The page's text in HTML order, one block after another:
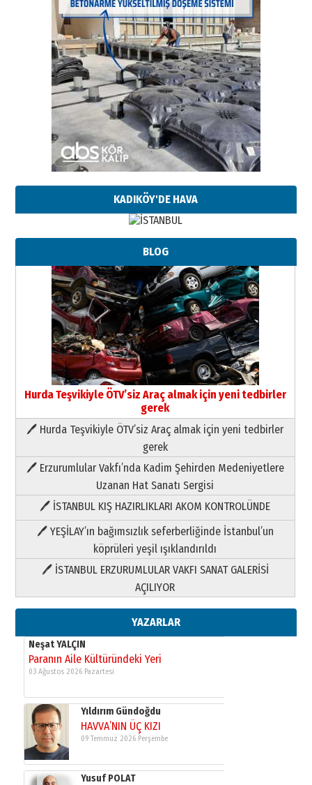
KADIKÖY'DE HAVA
BLOG
Hurda Teşvikiyle ÖTV’siz Araç almak için yeni tedbirler
gerek
🖊 Hurda Teşvikiyle ÖTV’siz Araç almak için yeni tedbirler
gerek
🖊 Erzurumlular Vakfı’nda Kadim Şehirden Medeniyetlere
Uzanan Hat Sanatı Sergisi
🖊 İSTANBUL KIŞ HAZIRLIKLARI AKOM KONTROLÜNDE
🖊 YEŞİLAY’ın bağımsızlık seferberliğinde İstanbul’un
köprüleri yeşil ışıklandırıldı
🖊 İSTANBUL ERZURUMLULAR VAKFI SANAT GALERİSİ
AÇILIYOR
YAZARLAR
Paranın Aile Kültüründeki Yeri
03 Ağustos 2026 Pazartesi
Yıldırım Gündoğdu
HAVVA’NIN ÜÇ KIZI
09 Temmuz 2026 Perşembe
Yusuf POLAT
Şampiyonluk Sebahattin Şirin’e
11 Mayıs 2026 Pazartesi
Neşat YALÇIN
Paranın Aile Kültüründeki Yeri
03 Ağustos 2026 Pazartesi
Yıldırım Gündoğdu
HAVVA’NIN ÜÇ KIZI
09 Temmuz 2026 Perşembe
Yusuf POLAT